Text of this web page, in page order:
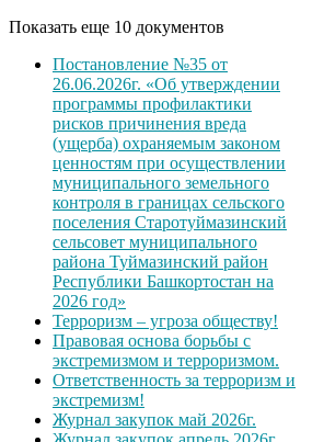
Показать еще 10 документов
Постановление №35 от
26.06.2026г. «Об утверждении
программы профилактики
рисков причинения вреда
(ущерба) охраняемым законом
ценностям при осуществлении
муниципального земельного
контроля в границах сельского
поселения Старотуймазинский
сельсовет муниципального
района Туймазинский район
Республики Башкортостан на
2026 год»
Терроризм – угроза обществу!
Правовая основа борьбы с
экстремизмом и терроризмом.
Ответственность за терроризм и
экстремизм!
Журнал закупок май 2026г.